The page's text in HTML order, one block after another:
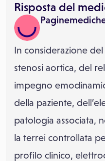
Risposta del
In considerazione
stenosi aortica, del
impegno
della paziente,
patologia associata,
la terrei controllata
profilo clinico,